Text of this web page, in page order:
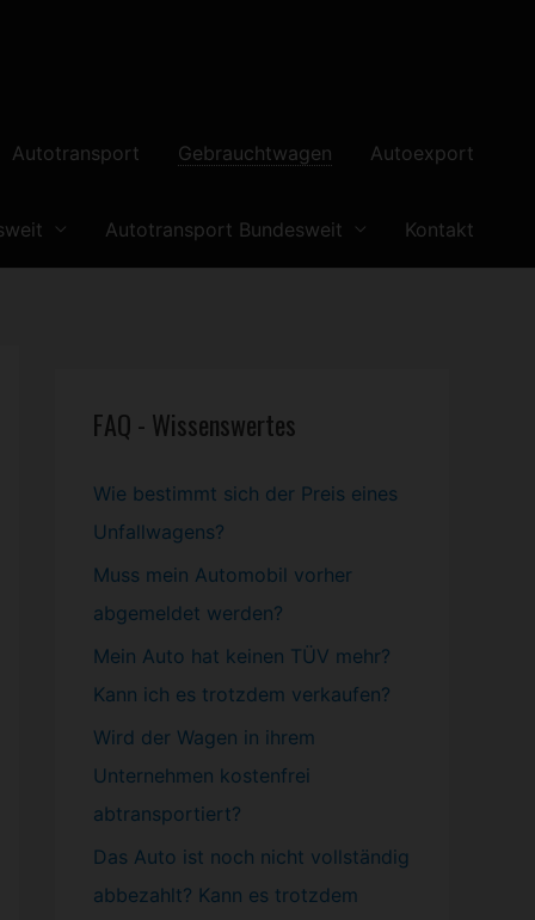
Autotransport Gebrauchtwagen Autoexport
Autotransport Bundesweit Kontakt
FAQ - Wissenswertes
Wie bestimmt sich der Preis eines
Unfallwagens?
Muss mein Automobil vorher
abgemeldet werden?
Mein Auto hat keinen TÜV mehr?
Kann ich es trotzdem verkaufen?
Wird der Wagen in ihrem
Unternehmen kostenfrei
abtransportiert?
Das Auto ist noch nicht vollständig
abbezahlt? Kann es trotzdem